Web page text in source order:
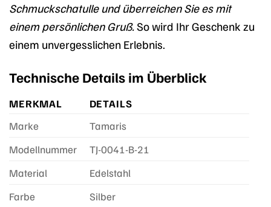
Schmuckschatulle und überreichen Sie es mit
einem persönlichen Gruß.So wird Ihr Geschenk zu
einem unvergesslichen Erlebnis.
Technische Details im Überblick
MERKMAL
DETAILS
Marke
Tamaris
Modellnummer
TJ-0041-B-21
Material
Edelstahl
Farbe
Silber